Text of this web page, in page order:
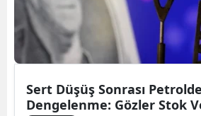
Sert Düşüş Sonrası Petrolde
Dengelenme: Gözler Stok